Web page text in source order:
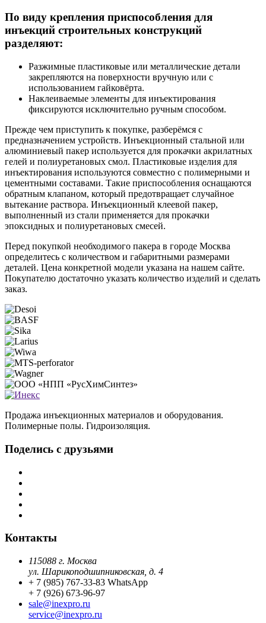
По виду крепления приспособления для
инъекций строительных конструкций
разделяют:
Разжимные пластиковые или металлические детали
закрепляются на поверхности вручную или с
использованием гайковёрта.
Наклеиваемые элементы для инъектирования
фиксируются исключительно ручным способом.
Прежде чем приступить к покупке, разберёмся с
предназначением устройств. Инъекционный стальной или
алюминиевый пакер используется для прокачки акрилатных
гелей и полиуретановых смол. Пластиковые изделия для
инъектирования используются совместно с полимерными и
цементными составами. Такие приспособления оснащаются
обратным клапаном, который предотвращает случайное
вытекание раствора. Инъекционный клеевой пакер,
выполненный из стали применяется для прокачки
эпоксидных и полиуретановых смесей.
Перед покупкой необходимого пакера в городе Москва
определитесь с количеством и габаритными размерами
деталей. Цена конкретной модели указана на нашем сайте.
Покупателю достаточно указать количество изделий и сделать
заказ.
Продажа инъекционных материалов и оборудования.
Полимерные полы. Гидроизоляция.
Поделись с друзьями
Контакты
115088 г. Москва
ул. Шарикоподшипниковская, д. 4
+ 7 (985) 767-33-83 WhatsApp
+ 7 (926) 673-96-97
sale@inexpro.ru
service@inexpro.ru